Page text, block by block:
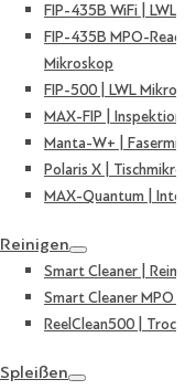
FIP-435B WiFi | LWL
FIP-435B MPO-
Mikroskop
FIP-500 | LWL
MAX-FIP |
Manta-W+ |
Polaris X |
MAX-Quantum |
Reinigen
Smart Cleaner |
Smart Cleaner MPO
ReelClean500 |
Spleißen